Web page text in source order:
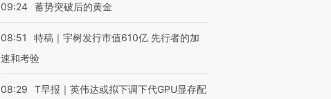
09:24 蓄势突破后的黄金
08:51
特稿｜宇树发行市值610亿 先行者的加
速和考验
08:29
T早报｜英伟达或拟下调下代GPU显存配